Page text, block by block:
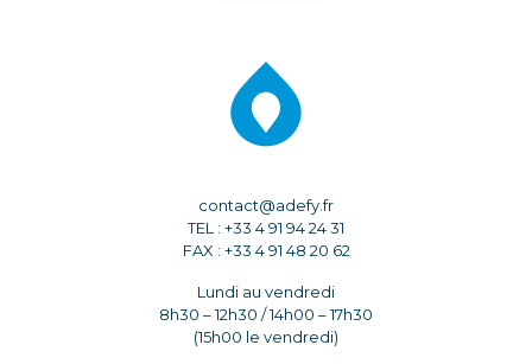
contact@adefy.fr
TEL : +33 4 91 94 24 31
FAX : +33 4 91 48 20 62
Lundi au vendredi
8h30 – 12h30 / 14h00 – 17h30
(15h00 le vendredi)